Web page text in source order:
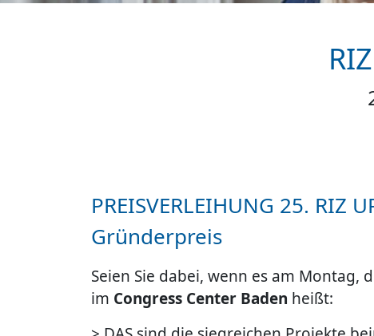
PREISVERLEIHUNG 25. RIZ
Gründerpreis
Seien Sie dabei, wenn es am Montag,
im Congress Center Baden heißt: